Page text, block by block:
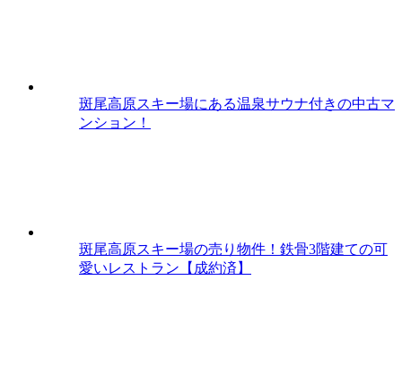
斑尾高原スキー場にある温泉サウナ付きの中古マ
ンション！
斑尾高原スキー場の売り物件！鉄骨3階建ての可
愛いレストラン【成約済】